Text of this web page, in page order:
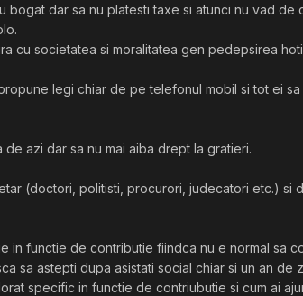
dar sa nu platesti taxe si atunci nu vad
cu societatea si moralitatea gen pedepsirea
legi chiar de pe telefonul mobil si tot ei
azi dar sa nu mai aiba drept la gratieri.
(doctori, politisti, procurori, judecatori etc.) si
in functie de contributie fiindca nu e normal sa
sa astepti dupa asistati social chiar si un an de
specific in functie de contriubutie si cum ai